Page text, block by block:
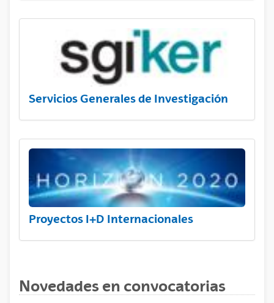
Servicios Generales de Investigación
Proyectos I+D Internacionales
Novedades en convocatorias